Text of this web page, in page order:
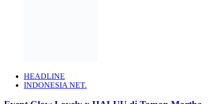
HEADLINE
INDONESIA NET.